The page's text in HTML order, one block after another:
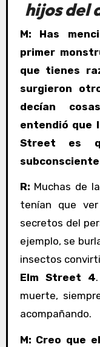
hijos del
M: Has
primer
que tienes
surgieron
decían
entendió que
Street es
R: Muchas de
tenían que
secretos del
ejemplo, se
insectos
Elm Street 4
muerte,
acompañando.
M: Creo que